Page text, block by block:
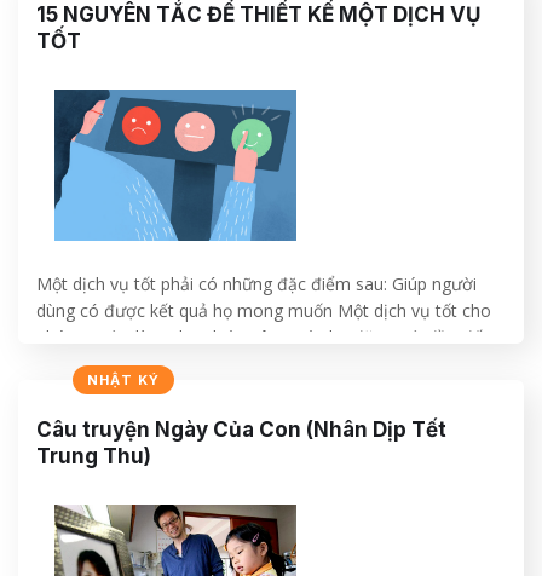
CONTINUE READING
15 NGUYÊN TẮC ĐỂ THIẾT KẾ MỘT DỊCH VỤ
TỐT
Một dịch vụ tốt phải có những đặc điểm sau: Giúp người
dùng có được kết quả họ mong muốn Một dịch vụ tốt cho
phép người dùng thực hiện công việc họ đặt ra từ đầu đến
cuối – bắt đầu kinh doanh hoặc học lái xe – trong càng
nhiều luồng sự kiện…
CONTINUE READING
NHẬT KÝ
Câu truyện Ngày Của Con (Nhân Dịp Tết
Trung Thu)